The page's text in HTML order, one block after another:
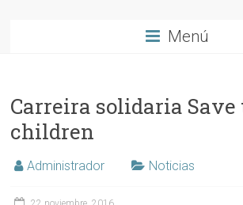
Menú
Carreira solidaria Save
children
Administrador Noticias